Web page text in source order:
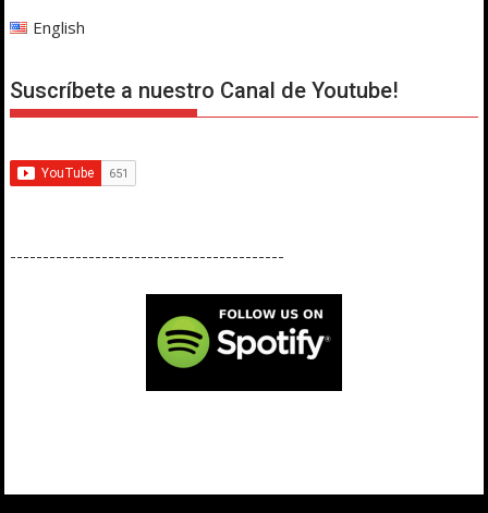
English
Suscríbete a nuestro Canal de Youtube!
------------------------------------------